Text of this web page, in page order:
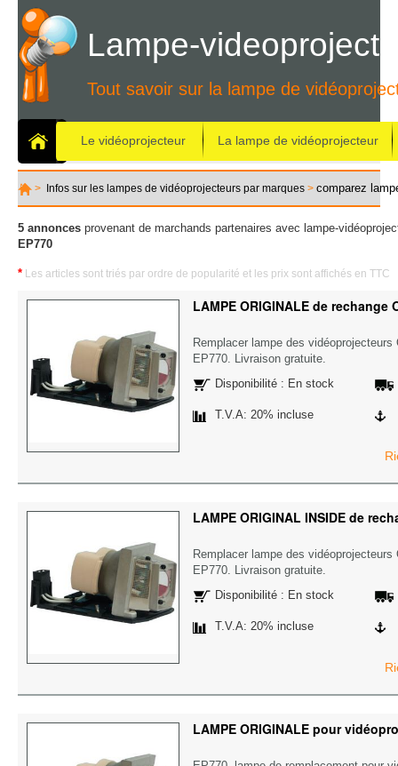
Lampe-
Tout savoir sur la lampe de
Le vidéoprojecteur La lampe de vidéoprojecteur
> Infos sur les lampes de vidéoprojecteurs par marques > comparez
5 annonces provenant de marchands partenaires avec lampe-
EP770
* Les articles sont triés par ordre de popularité et les prix sont affichés en TTC
LAMPE ORIGINALE de rechange
Remplacer lampe des vidéoprojecteurs
EP770. Livraison gratuite.
Disponibilité : En stock
T.V.A: 20% incluse
LAMPE ORIGINAL INSIDE de
Remplacer lampe des vidéoprojecteurs
EP770. Livraison gratuite.
Disponibilité : En stock
T.V.A: 20% incluse
LAMPE ORIGINALE pour